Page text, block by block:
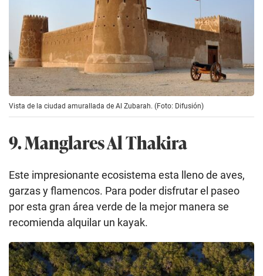
Vista de la ciudad amurallada de Al Zubarah. (Foto: Difusión)
9. Manglares Al Thakira
Este impresionante ecosistema esta lleno de aves,
garzas y flamencos. Para poder disfrutar el paseo
por esta gran área verde de la mejor manera se
recomienda alquilar un kayak.